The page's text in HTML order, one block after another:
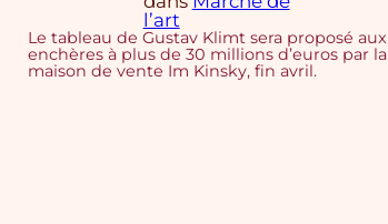
l’art
Le tableau de Gustav Klimt sera proposé aux
enchères à plus de 30 millions d’euros par la
maison de vente Im Kinsky, fin avril.